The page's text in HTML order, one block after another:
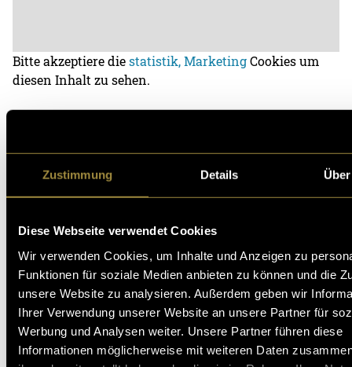
Zustimmung Details
Diese Webseite verwendet Cookies
Wir verwenden Cookies, um Inhalte und Anzeigen zu
Funktionen für soziale Medien anbieten zu können und die
unsere Website zu analysieren. Außerdem geben wir
Ihrer Verwendung unserer Website an unsere Partner für
Werbung und Analysen weiter. Unsere Partner führen diese
Informationen möglicherweise mit weiteren Daten
Bitte akzeptiere diestatistik, MarketingCookies um
diesen Inhalt zu sehen.
Kritik
Ähnliche Artikel